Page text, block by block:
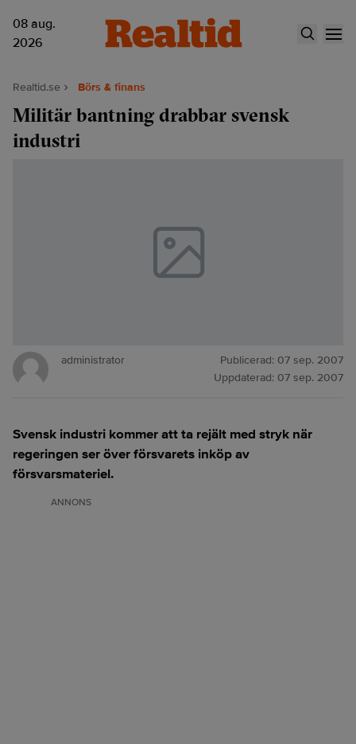
08 aug.
2026
Realtid.se Börs & finans
Militär bantning drabbar svensk
industri
administrator Publicerad: 07 sep. 2007
Uppdaterad: 07 sep. 2007
Svensk industri kommer att ta rejält med stryk när
regeringen ser över försvarets inköp av
försvarsmateriel.
ANNONS